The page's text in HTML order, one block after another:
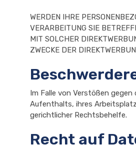
WERDEN IHRE
VERARBEITUNG SIE
MIT SOLCHER
ZWECKE DER
Im Falle von Verstößen
Aufenthalts, ihres
gerichtlicher Rechtsbehelfe.
Recht auf